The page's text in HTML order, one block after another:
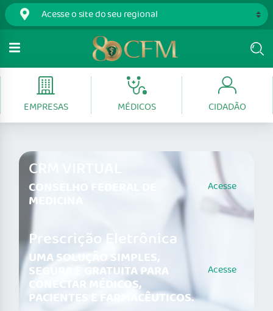
EMPRESAS MÉDICOS CIDADÃO
CRM VIRTUAL
CONSELHO FEDERAL DE
MEDICINA
Acesse
Prescrição Eletrônica
UMA SOLUÇÃO SIMPLES,
SEGURA E GRATUITA PARA
CONECTAR MÉDICOS,
PACIENTES E FARMACÊUTICOS.
Acesse